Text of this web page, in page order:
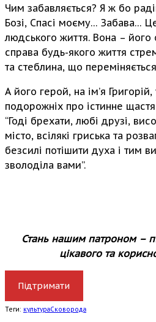
Чим забавляється? Я ж бо
Бозі, Спасі моєму… Забава… Це
людського життя. Вона – його
справа будь-якого життя
та стеблина, що
А його герой, на ім’я Григорій,
подорожніх про істинне щастя
“Годі брехати, любі друзі,
місто, всілякі гриська та
безсилі потішити духа і тим
зволоділа вами”.
Стань нашим патроном –
цікавого та
Підтримати
Теги: культураСковорода